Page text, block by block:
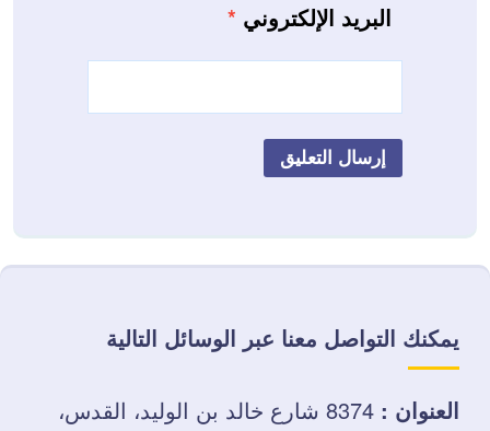
البريد الإلكتروني *
يمكنك التواصل معنا عبر الوسائل التالية
العنوان :
8374 شارع خالد بن الوليد، القدس،